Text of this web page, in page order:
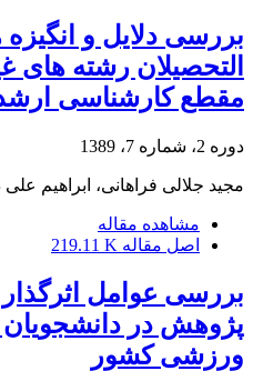
بررسی دلایل و
التحصیلان رشته های
مقطع کارشناسی
دوره 2، شماره 7، 1389
مجید جلالی فراهانی، ابراهیم
مشاهده مقاله
اصل مقاله 219.11 K
بررسی عوامل اثرگذار
پژوهش در دانشجویان
ورزشی کشور